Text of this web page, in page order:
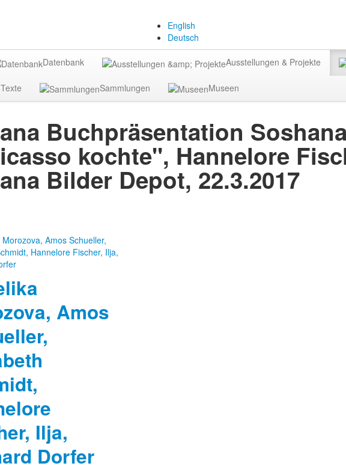
English
Deutsch
Datenbank Ausstellungen & Projekte
Texte Sammlungen Museen
Buchpräsentation
kochte", Hannelore
Bilder Depot, 22.3.2017
Amos
Ilja,
Dorfer